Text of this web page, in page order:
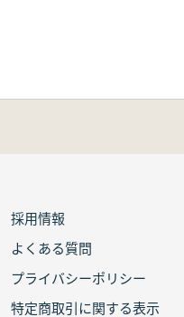
採用情報
よくある質問
プライバシーポリシー
特定商取引に関する表示